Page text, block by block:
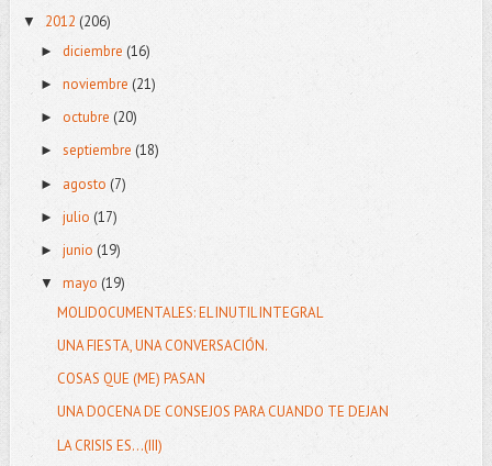
▼ 2012 (206)
► diciembre (16)
► noviembre (21)
► octubre (20)
► septiembre (18)
► agosto (7)
► julio (17)
► junio (19)
▼ mayo (19)
MOLIDOCUMENTALES: EL INUTIL INTEGRAL
UNA FIESTA, UNA CONVERSACIÓN.
COSAS QUE (ME) PASAN
UNA DOCENA DE CONSEJOS PARA CUANDO TE DEJAN
LA CRISIS ES...(III)